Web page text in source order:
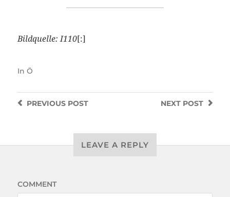
Bildquelle: I110[:]
In Ö
NEXT POST
PREVIOUSPOST
LEAVE A REPLY
COMMENT